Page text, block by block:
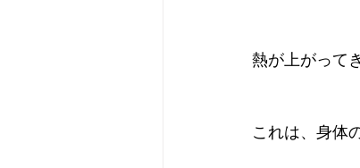
熱が上がって
これは、身体